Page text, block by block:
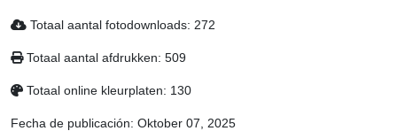
Totaal aantal fotodownloads: 272
Totaal aantal afdrukken: 509
Totaal online kleurplaten: 130
Fecha de publicación: Oktober 07, 2025